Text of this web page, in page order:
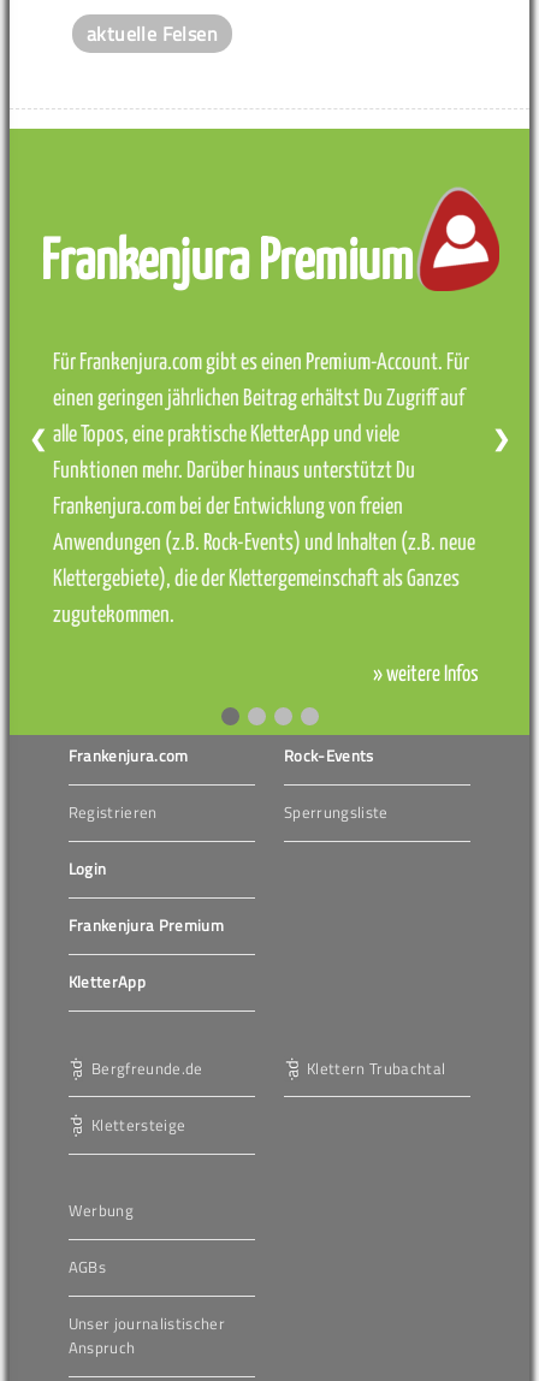
aktuelle Felsen
Frankenjura Premium
Für Frankenjura.com gibt es einen Premium-Account. Für
einen geringen jährlichen Beitrag erhältst Du Zugriff auf
alle Topos, eine praktische KletterApp und viele
Funktionen mehr. Darüber hinaus unterstützt Du
Frankenjura.com bei der Entwicklung von freien
Anwendungen (z.B. Rock-Events) und Inhalten (z.B. neue
Klettergebiete), die der Klettergemeinschaft als Ganzes
zugutekommen.
» weitere Infos
❮ ❯
Frankenjura.com
Registrieren
Login
Frankenjura Premium
KletterApp
Rock-Events
Sperrungsliste
Bergfreunde.de
Klettersteige
Klettern Trubachtal
Werbung
AGBs
Unser journalistischer
Anspruch